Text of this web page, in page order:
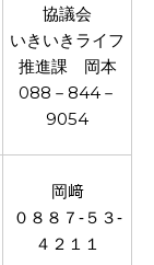
協議会
いきいきライフ
推進課 岡本
088－844－
9054
岡﨑
０８８７‐５３‐
４２１１